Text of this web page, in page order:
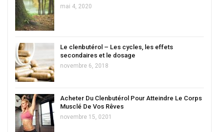
mai 4, 2020
Le clenbutérol – Les cycles, les effets
secondaires et le dosage
novembre 6, 2018
Acheter Du Clenbutérol Pour Atteindre Le Corps
Musclé De Vos Rêves
novembre 15, 0201